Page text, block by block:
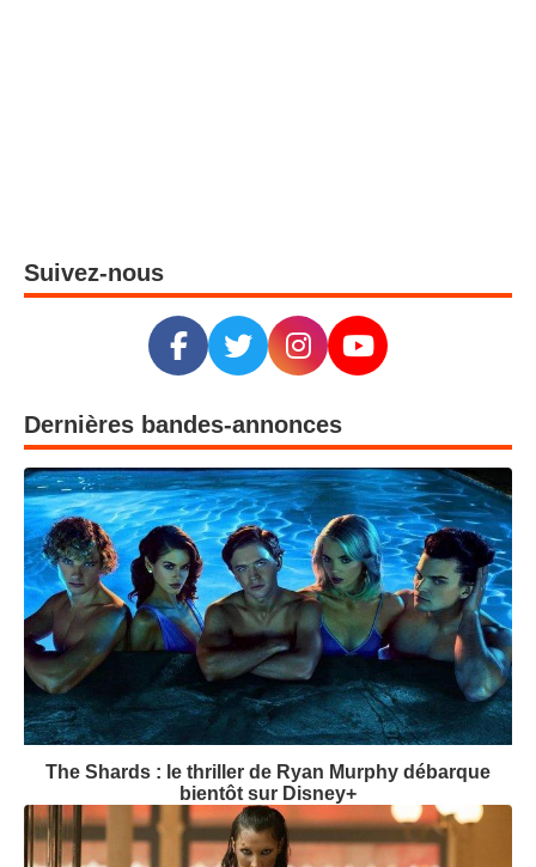
Suivez-nous
Dernières bandes-annonces
The Shards : le thriller de Ryan Murphy débarque
bientôt sur Disney+